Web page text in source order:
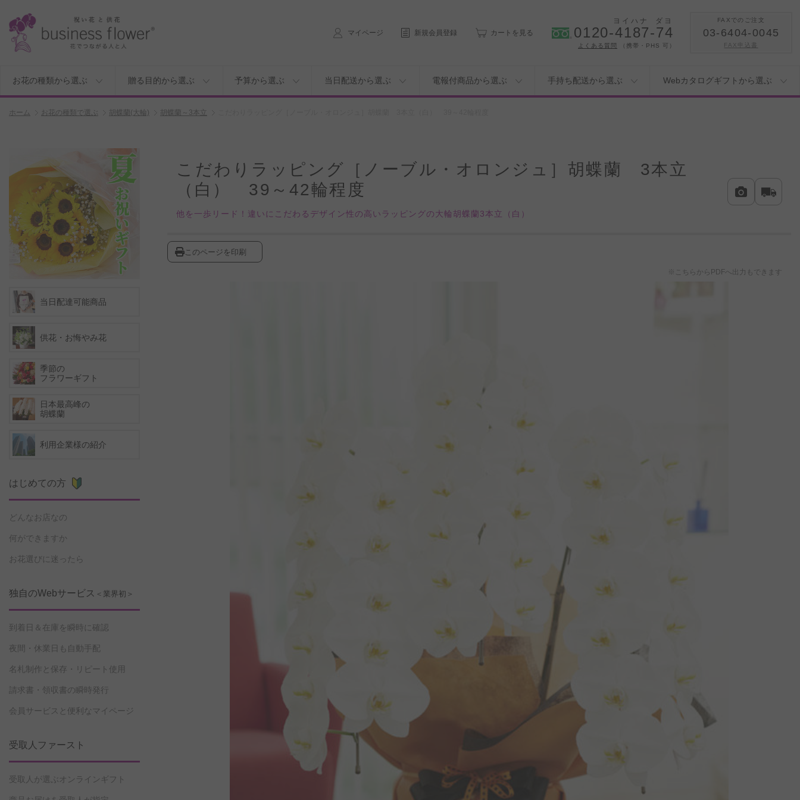
マイページ 新規会員登録 カートを見る
ヨイハナ ダヨ
0120-4187-74
よくある質問 （携帯・PHS 可）
FAXでのご注文
03-6404-0045
FAX申込書
お花の種類から選ぶ 贈る目的から選ぶ 予算から選ぶ 当日配送から選ぶ 電報付商品から選ぶ 手持ち配送から選ぶ Webカタログギフトから選ぶ
ホーム お花の種類で選ぶ 胡蝶蘭(大輪) 胡蝶蘭～3本立
こだわりラッピング［ノーブル・オロンジュ］胡蝶蘭 3本立
（白） 39～42輪程度
他を一歩リード！違いにこだわるデザイン性の高いラッピングの大輪胡蝶蘭3本立（白）
このページを印刷
※こちらからPDFへ出力もできます
当日配達可能商品
供花・お悔やみ花
季節の
フラワーギフト
日本最高峰の
胡蝶蘭
利用企業様の紹介
はじめての方
どんなお店なの
何ができますか
お花選びに迷ったら
独自のWebサービス ＜業界初＞
到着日＆在庫を瞬時に確認
夜間・休業日も自動手配
名札制作と保存・リピート使用
請求書・領収書の瞬時発行
会員サービスと便利なマイページ
受取人ファースト
受取人が選ぶオンラインギフト